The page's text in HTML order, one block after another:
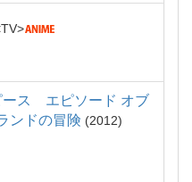
TV
ス エピソード オブ
ンドの冒険
2012